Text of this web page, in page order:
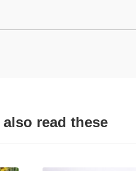
read these